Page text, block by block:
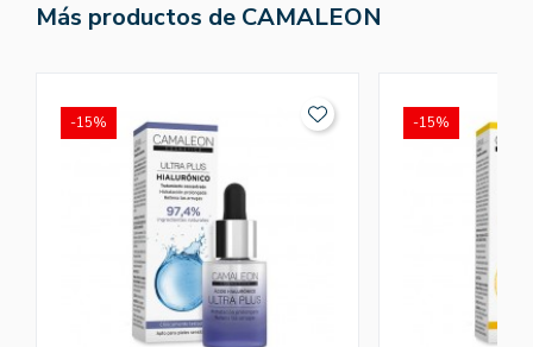
Más productos de CAMALEON
-15% -15%